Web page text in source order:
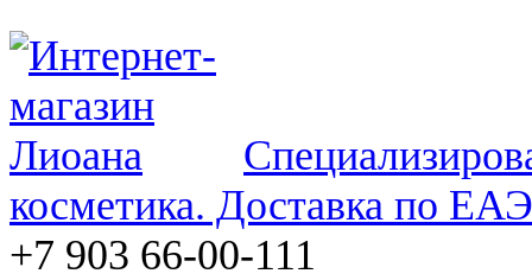
косметика. Доставка по
+7 903 66-00-111